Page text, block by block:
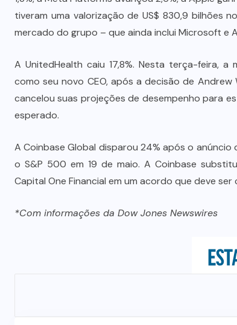
tiveram uma valorização de US$ 830,9 bilhões
mercado do grupo – que ainda inclui Microsoft e
A UnitedHealth caiu 17,8%. Nesta terça-feira,
como seu novo CEO, após a decisão de
cancelou suas projeções de desempenho para
esperado.
A Coinbase Global disparou 24% após o
o S&P 500 em 19 de maio. A Coinbase
Capital One Financial em um acordo que deve
*Com informações da Dow Jones Newswires
mais alta honraria da Rotam
Cuiabá